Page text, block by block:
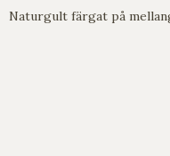
Naturgult färgat på